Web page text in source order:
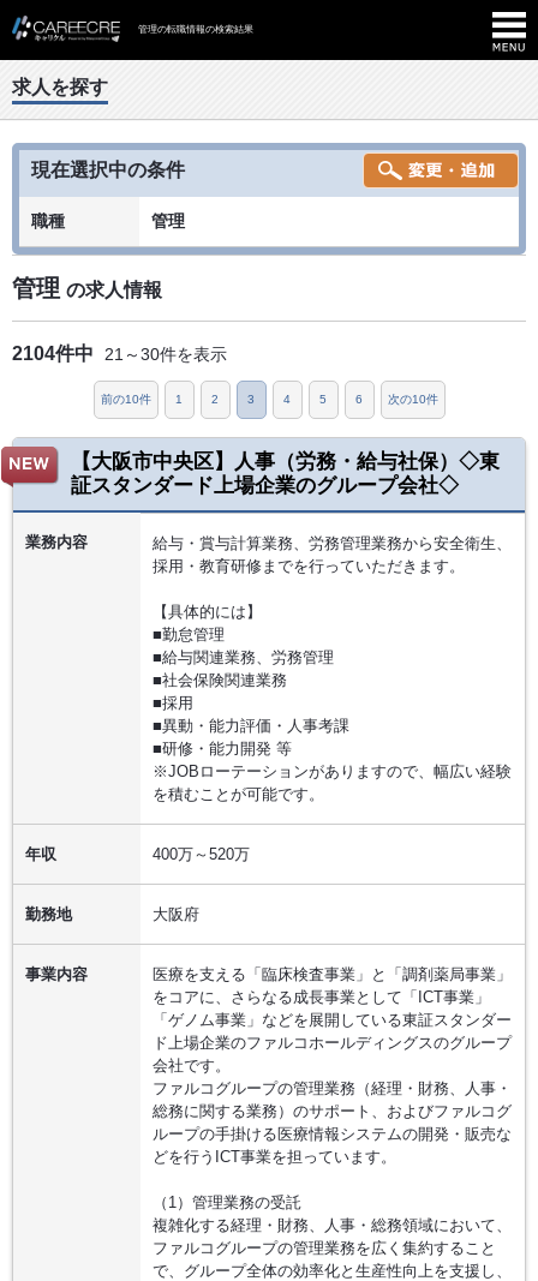
管理の転職情報の検索結果
求人を探す
現在選択中の条件
職種 管理
管理 の求人情報
2104件中 21～30件を表示
前の10件 1 2 3 4 5 6 次の10件
【大阪市中央区】人事（労務・給与社保）◇東
証スタンダード上場企業のグループ会社◇
業務内容
給与・賞与計算業務、労務管理業務から安全衛生、
採用・教育研修までを行っていただきます。
【具体的には】
■勤怠管理
■給与関連業務、労務管理
■社会保険関連業務
■採用
■異動・能力評価・人事考課
■研修・能力開発 等
※JOBローテーションがありますので、幅広い経験
を積むことが可能です。
年収 400万～520万
勤務地 大阪府
事業内容
医療を支える「臨床検査事業」と「調剤薬局事業」
をコアに、さらなる成長事業として「ICT事業」
「ゲノム事業」などを展開している東証スタンダー
ド上場企業のファルコホールディングスのグループ
会社です。
ファルコグループの管理業務（経理・財務、人事・
総務に関する業務）のサポート、およびファルコグ
ループの手掛ける医療情報システムの開発・販売な
どを行うICT事業を担っています。
（1）管理業務の受託
複雑化する経理・財務、人事・総務領域において、
ファルコグループの管理業務を広く集約すること
で、グループ全体の効率化と生産性向上を支援し、